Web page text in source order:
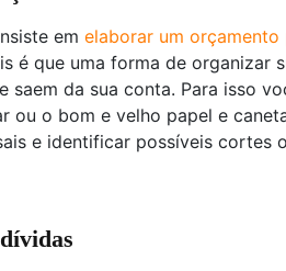
em elaborar um orçamento
é que uma forma de organizar
saem da sua conta. Para isso
ou o bom e velho papel e
e identificar possíveis cortes